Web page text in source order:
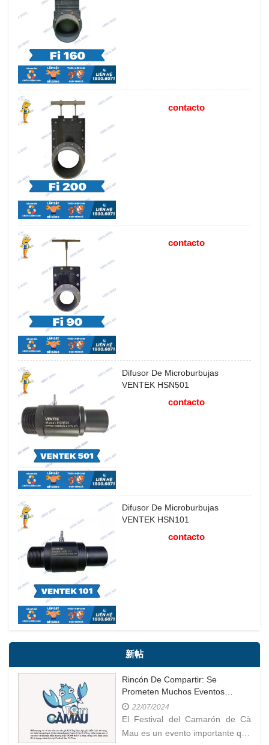
contacto
contacto
Difusor De Microburbujas
VENTEK HSN501
contacto
Difusor De Microburbujas
VENTEK HSN101
contacto
新帖
Rincón De Compartir: Se
Prometen Muchos Eventos
Interesantes En El Festival Del
Camarón De Cà Mau En 2023
22/07/2024
El Festival del Camarón de Cà
Mau es un evento importante que